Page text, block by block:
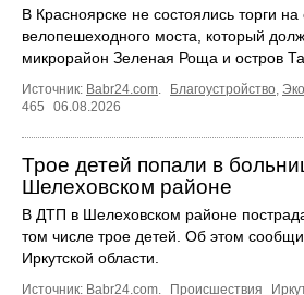
В Красноярске не состоялись торги на
велопешеходного моста, который
микрорайон Зеленая Роща и остров
Источник: Babr24.com. Благоустройство,
465
06.08.2026
Трое детей попали в
Шелеховском районе
В ДТП в Шелеховском районе
том числе трое детей. Об этом
Иркутской области.
Источник: Babr24.com. Происшествия